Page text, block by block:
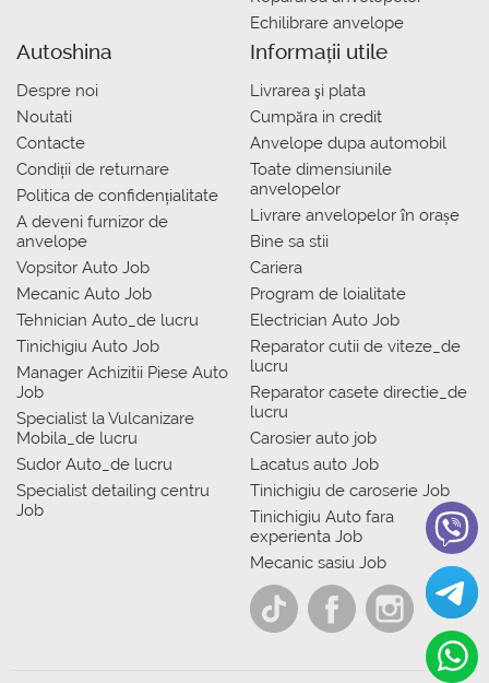
Echilibrare anvelope
Autoshina
Despre noi
Noutati
Contacte
Condiții de returnare
Politica de confidențialitate
A deveni furnizor de
anvelope
Vopsitor Auto Job
Mecanic Auto Job
Tehnician Auto_de lucru
Tinichigiu Auto Job
Manager Achizitii Piese Auto
Job
Specialist la Vulcanizare
Mobila_de lucru
Sudor Auto_de lucru
Specialist detailing centru
Job
Informații utile
Livrarea şi plata
Сumpăra in credit
Anvelope dupa automobil
Toate dimensiunile
anvelopelor
Livrare anvelopelor în orașe
Bine sa stii
Cariera
Program de loialitate
Electrician Auto Job
Reparator cutii de viteze_de
lucru
Reparator casete directie_de
lucru
Carosier auto job
Lacatus auto Job
Tinichigiu de caroserie Job
Tinichigiu Auto fara
experienta Job
Mecanic sasiu Job